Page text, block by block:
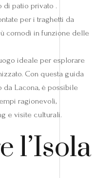
di patio privato .
per i traghetti da
comodi in funzione delle
ideale per esplorare
Con questa guida
Lacona, è possibile
ragionevoli,
e visite culturali.
l’Isola